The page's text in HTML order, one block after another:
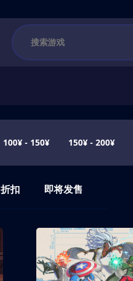
100¥ - 150¥ 150¥ - 200¥
折扣 即将发售